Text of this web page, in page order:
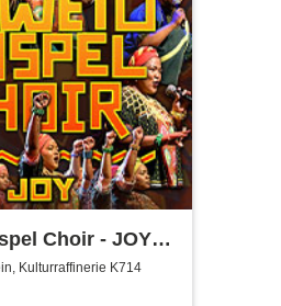
Choir - JOY!
Kulturraffinerie K714